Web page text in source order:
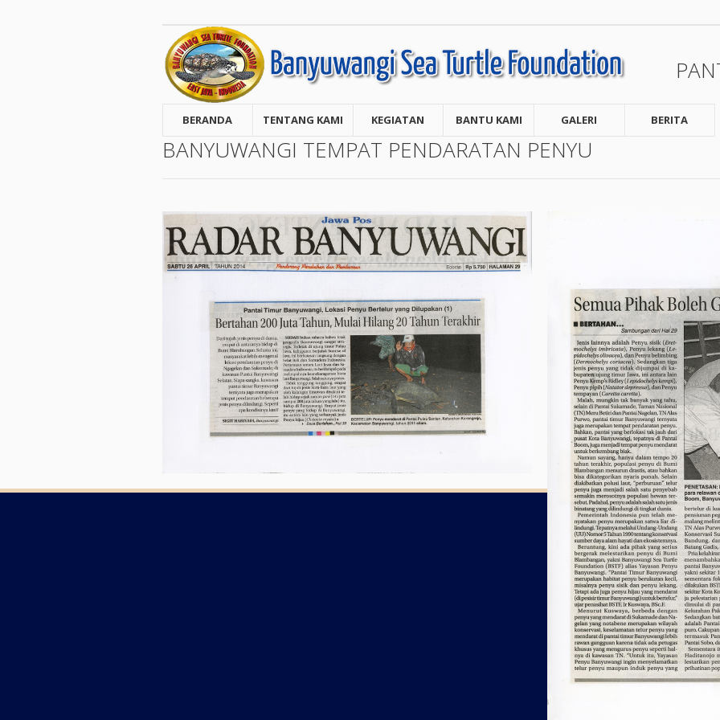
BERANDA TENTANG KAMI KEGIATAN BANTU KAMI GALERI BERITA
BANYUWANGI TEMPAT PENDARATAN PENYU